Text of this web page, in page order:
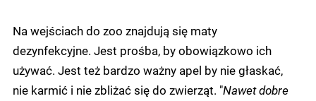
Na wejściach do zoo znajdują się maty
dezynfekcyjne. Jest prośba, by obowiązkowo ich
używać. Jest też bardzo ważny apel by nie głaskać,
nie karmić i nie zbliżać się do zwierząt. "Nawet dobre